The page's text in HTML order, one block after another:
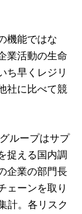
機能ではな
業活動の生命
ち早くレジリ
社に比べて競
ループはサプ
捉える国内調
企業の部門長
ェーンを取り
計。各リスク